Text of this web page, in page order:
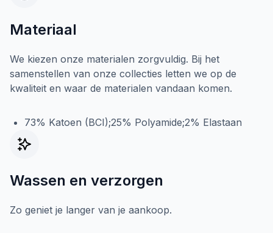
Materiaal
We kiezen onze materialen zorgvuldig. Bij het
samenstellen van onze collecties letten we op de
kwaliteit en waar de materialen vandaan komen.
73% Katoen (BCI);25% Polyamide;2% Elastaan
Wassen en verzorgen
Zo geniet je langer van je aankoop.